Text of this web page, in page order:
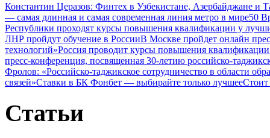
Константин Церазов: Финтех в Узбекистане, Азербайджане
— самая длинная и самая современная линия метро в мире50
Республики проходят курсы повышения квалификации у
ЛНР пройдут обучение в РоссииВ Москве пройдет онлайн
технологий»Россия проводит курсы повышения квалификации
пресс-конференция, посвященная 30-летию российско-
Фролов: «Российско-таджикское сотрудничество в области
связей»Ставки в БК Фонбет — выбирайте только лучшееСтоит
Статьи